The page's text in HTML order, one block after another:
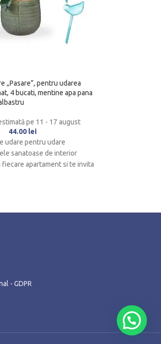
„Pasare”, pentru udarea
4 bucati, mentine apa pana
pe 11 - 17 august
44.00 lei
udare pentru udare
sanatoase de interior
apartament si te invita
- GDPR